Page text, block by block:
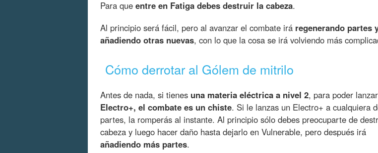
Para que entre en Fatiga debes destruir la cabeza.
Al principio será fácil, pero al avanzar el combate irá regenerando partes
añadiendo otras nuevas, con lo que la cosa se irá volviendo más
Cómo derrotar al Gólem de mitrilo
Antes de nada, si tienes una materia eléctrica a nivel 2, para poder lanzar
Electro+, el combate es un chiste. Si le lanzas un Electro+ a cualquiera
partes, la romperás al instante. Al principio sólo debes preocuparte de
cabeza y luego hacer daño hasta dejarlo en Vulnerable, pero después irá
añadiendo más partes.